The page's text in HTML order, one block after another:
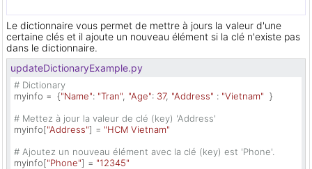
Le dictionnaire vous permet de mettre à jours la valeur d'une
certaine clés et il ajoute un nouveau élément si la clé n'existe pas
dans le dictionnaire.
updateDictionaryExample.py
# Dictionary
myinfo =  {"Name": "Tran", "Age": 37, "Address" : "Vietnam"
  }
# Mettez à jour la valeur de clé (key) 'Address'
myinfo["Address"] = "HCM Vietnam"
# Ajoutez un nouveau élément avec la clé (key) est 'Phone'.
myinfo["Phone"] = "12345"